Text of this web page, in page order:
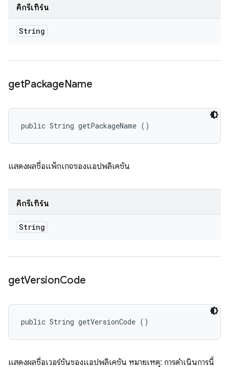
คิกรีเทิร์น
String
getPackageName
public String getPackageName ()
แสดงผลชื่อแพ็กเกจของแอปพลิเคชัน
คิกรีเทิร์น
String
getVersionCode
public String getVersionCode ()
แสดงผลชื่อเวอร์ชันของแอปพลิเคชัน หมายเหตุ: การดำเนินการนี้